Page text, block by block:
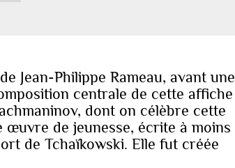
Jean-Philippe Rameau, avant une
centrale de cette affiche
dont on célèbre cette
œuvre de jeunesse, écrite à moins
de Tchaïkowski. Elle fut créée